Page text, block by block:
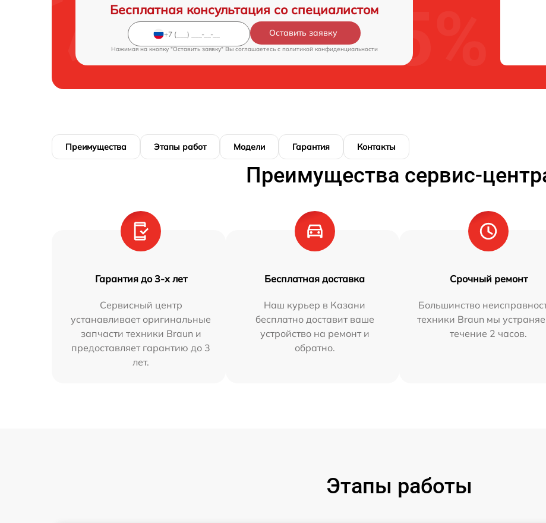
Бесплатная консультация со специалистом
Оставить заявку
Нажимая на кнопку "Оставить заявку" Вы соглашаетесь c политикой конфиденциальности
Преимущества Этапы работ Модели Гарантия Контакты
Преимущества сервис-
Гарантия до 3-х лет
Сервисный центр
устанавливает оригинальные
запчасти техники Braun и
предоставляет гарантию до 3
лет.
Бесплатная доставка
Наш курьер в Казани
бесплатно доставит ваше
устройство на ремонт и
обратно.
Срочный ремонт
Большинство
техники Braun мы
течение 2 часов.
Этапы работы